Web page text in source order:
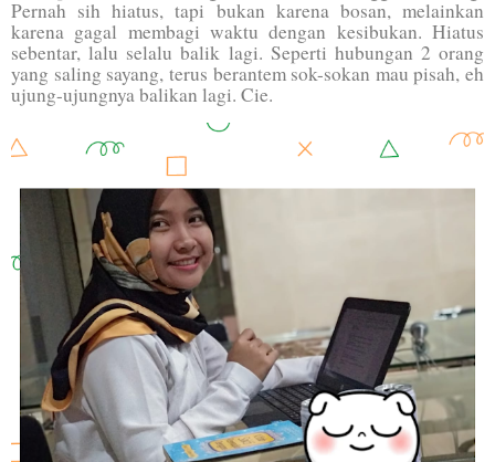
Pernah sih hiatus, tapi bukan karena bosan, melainkan
karena gagal membagi waktu dengan kesibukan. Hiatus
sebentar, lalu selalu balik lagi. Seperti hubungan 2 orang
yang saling sayang, terus berantem sok-sokan mau pisah, eh
ujung-ujungnya balikan lagi. Cie.